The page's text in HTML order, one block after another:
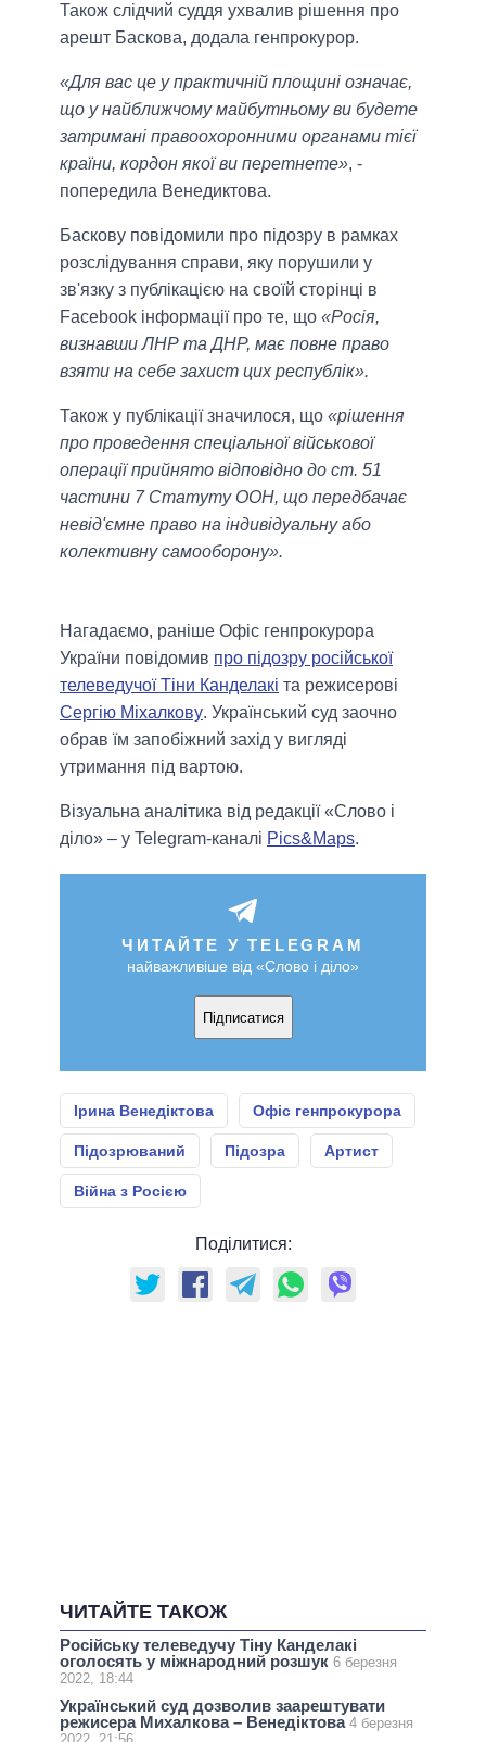
Також слідчий суддя ухвалив рішення про
арешт Баскова, додала генпрокурор.
«Для вас це у практичній площині означає,
що у найближчому майбутньому ви будете
затримані правоохоронними органами тієї
країни, кордон якої ви перетнете», -
попередила Венедиктова.
Баскову повідомили про підозру в рамках
розслідування справи, яку порушили у
зв'язку з публікацією на своїй сторінці в
Facebook інформації про те, що «Росія,
визнавши ЛНР та ДНР, має повне право
взяти на себе захист цих республік».
Також у публікації значилося, що «рішення
про проведення спеціальної військової
операції прийнято відповідно до ст. 51
частини 7 Статуту ООН, що передбачає
невід'ємне право на індивідуальну або
колективну самооборону».
Нагадаємо, раніше Офіс генпрокурора
України повідомив про підозру російської
телеведучої Тіни Канделакі та режисерові
Сергію Міхалкову. Український суд заочно
обрав їм запобіжний захід у вигляді
утримання під вартою.
Візуальна аналітика від редакції «Слово і
діло» – у Telegram-каналі Pics&Maps.
ЧИТАЙТЕ У TELEGRAM
найважливіше від «Слово і діло»
Підписатися
Ірина Венедіктова Офіс генпрокурора
Підозрюваний Підозра Артист
Війна з Росією
Поділитися:
ЧИТАЙТЕ ТАКОЖ
Російську телеведучу Тіну Канделакі
оголосять у міжнародний розшук 6 березня
2022, 18:44
Український суд дозволив заарештувати
режисера Михалкова – Венедіктова 4 березня